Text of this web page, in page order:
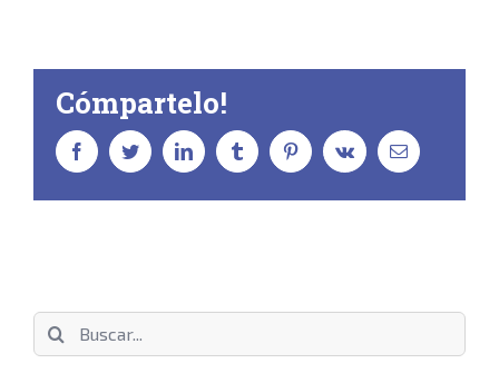
Cómpartelo!
facebooktwitter linkedin tumblr pinterestvk
Correo
electrónico
Buscar: